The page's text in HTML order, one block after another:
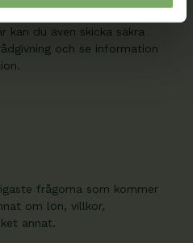
kan du även skicka säkra
och se information
frågorna som kommer
om lön, villkor,
annat.